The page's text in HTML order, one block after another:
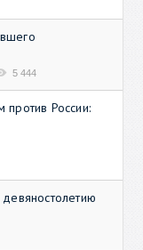
5 444
против России: